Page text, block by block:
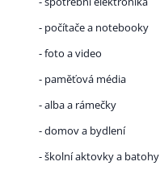
- počítače a notebooky
- foto a video
- paměťová média
- alba a rámečky
- domov a bydlení
- školní aktovky a batohy